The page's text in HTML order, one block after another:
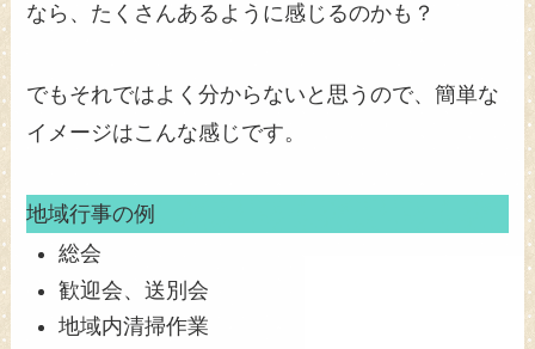
なら、たくさんあるように感じるのかも？
でもそれではよく分からないと思うので、簡単な
イメージはこんな感じです。
地域行事の例
総会
歓迎会、送別会
地域内清掃作業